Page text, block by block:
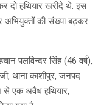
दो हथियार खरीदे थे. इस
अभियुक्तों की संख्या बढ़कर
पलविन्दर सिंह (46 वर्ष),
थाना काशीपुर, जनपद
एक अवैध हथियार,